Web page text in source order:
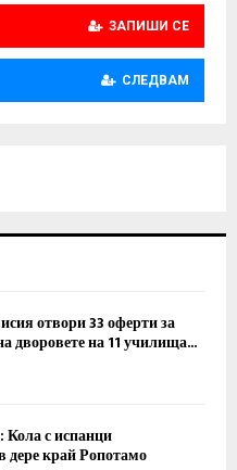
ЗАПИШИ СЕ
СЛЕДВАМ
отвори 33 оферти за
дворовете на 11 училища...
с испанци
дере край Ропотамо